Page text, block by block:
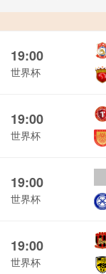
19:00
世界杯
19:00
世界杯
19:00
世界杯
19:00
世界杯